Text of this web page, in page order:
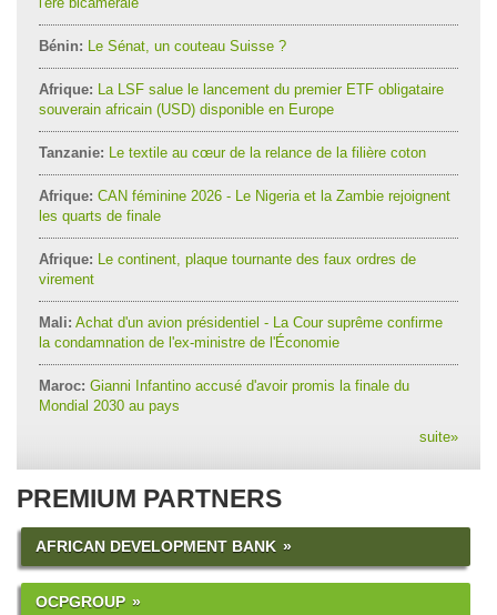
Bénin: Le Sénat, un couteau Suisse ?
Afrique: La LSF salue le lancement du premier ETF obligataire
souverain africain (USD) disponible en Europe
Tanzanie: Le textile au cœur de la relance de la filière coton
Afrique: CAN féminine 2026 - Le Nigeria et la Zambie rejoignent
les quarts de finale
Afrique: Le continent, plaque tournante des faux ordres de
virement
Mali: Achat d'un avion présidentiel - La Cour suprême confirme
la condamnation de l'ex-ministre de l'Économie
Maroc: Gianni Infantino accusé d'avoir promis la finale du
Mondial 2030 au pays
suite»
PREMIUM PARTNERS
AFRICAN DEVELOPMENT BANK
OCPGROUP